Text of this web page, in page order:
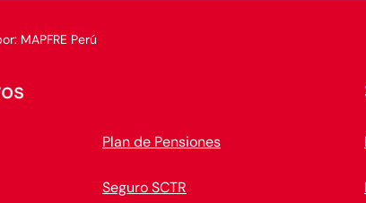
MAPFRE Perú
Plan de Pensiones
Seguro SCTR